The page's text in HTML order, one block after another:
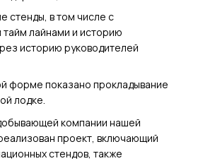
стенды, в том числе с
тайм лайнами и историю
историю руководителей
форме показано прокладывание
лодке.
компании нашей
проект, включающий
стендов, также